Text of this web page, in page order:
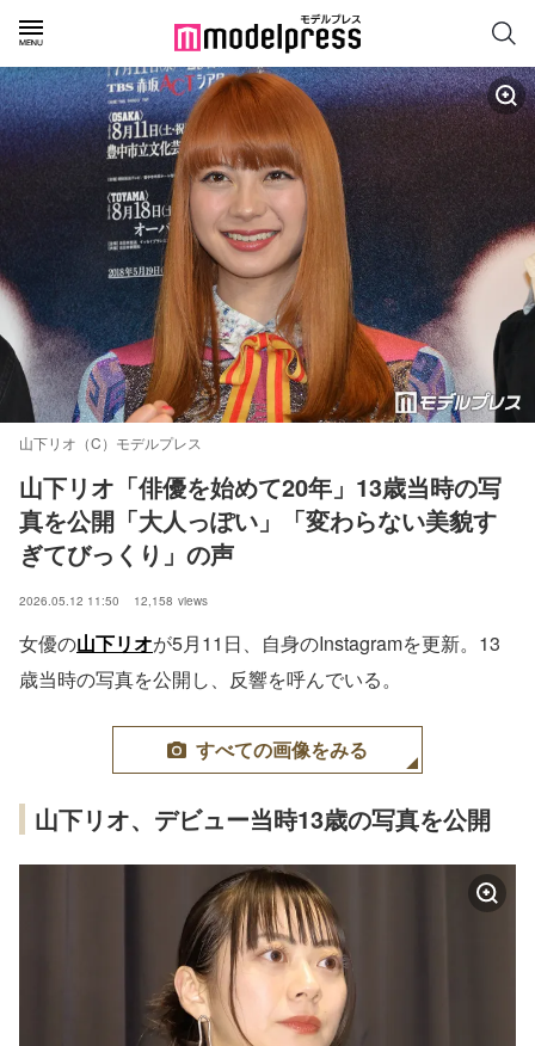
山下リオ（C）モデルプレス
山下リオ「俳優を始めて20年」13歳当時の写
真を公開「大人っぽい」「変わらない美貌す
ぎてびっくり」の声
2026.05.12 11:50 12,158 views
女優の山下リオが5月11日、自身のInstagramを更新。13
歳当時の写真を公開し、反響を呼んでいる。
すべての画像をみる
山下リオ、デビュー当時13歳の写真を公開